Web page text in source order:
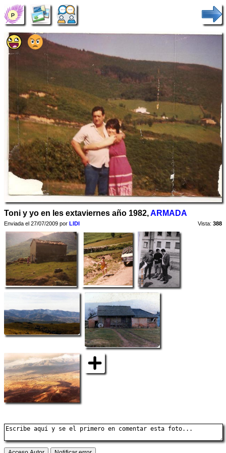
Toni y yo en les extaviernes año 1982,ARMADA
Enviada el 27/07/2009 por LIDI Vista: 388